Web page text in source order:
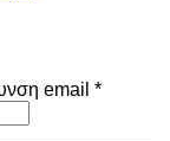
email *